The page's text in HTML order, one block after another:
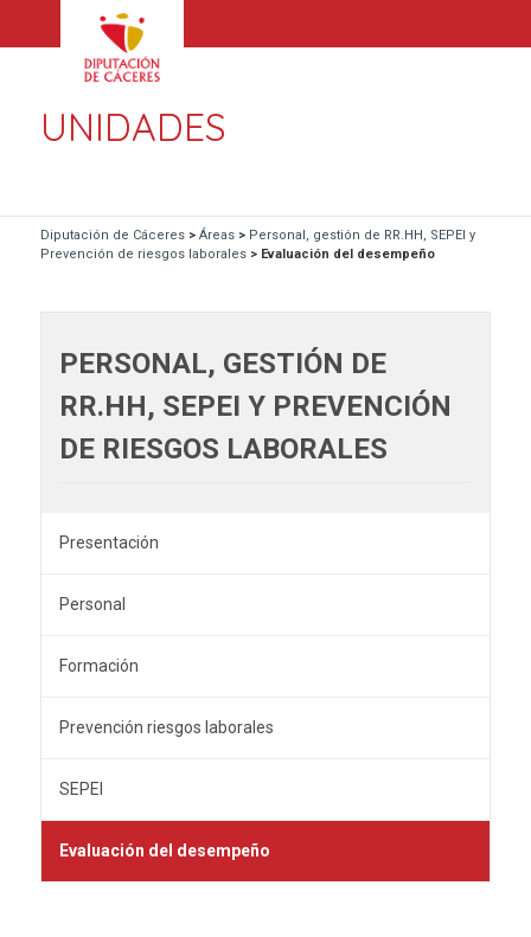
UNIDADES
Diputación de Cáceres> Áreas> Personal, gestión de RR.HH, SEPEI y
Prevención de riesgos laborales> Evaluación del desempeño
PERSONAL, GESTIÓN DE
RR.HH, SEPEI Y PREVENCIÓN
DE RIESGOS LABORALES
Presentación
Personal
Formación
Prevención riesgos laborales
SEPEI
Evaluación del desempeño